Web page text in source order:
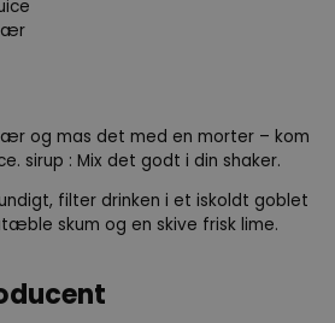
og mas det med en morter – kom
sirup : Mix det godt i din shaker.
filter drinken i et iskoldt goblet
skum og en skive frisk lime.